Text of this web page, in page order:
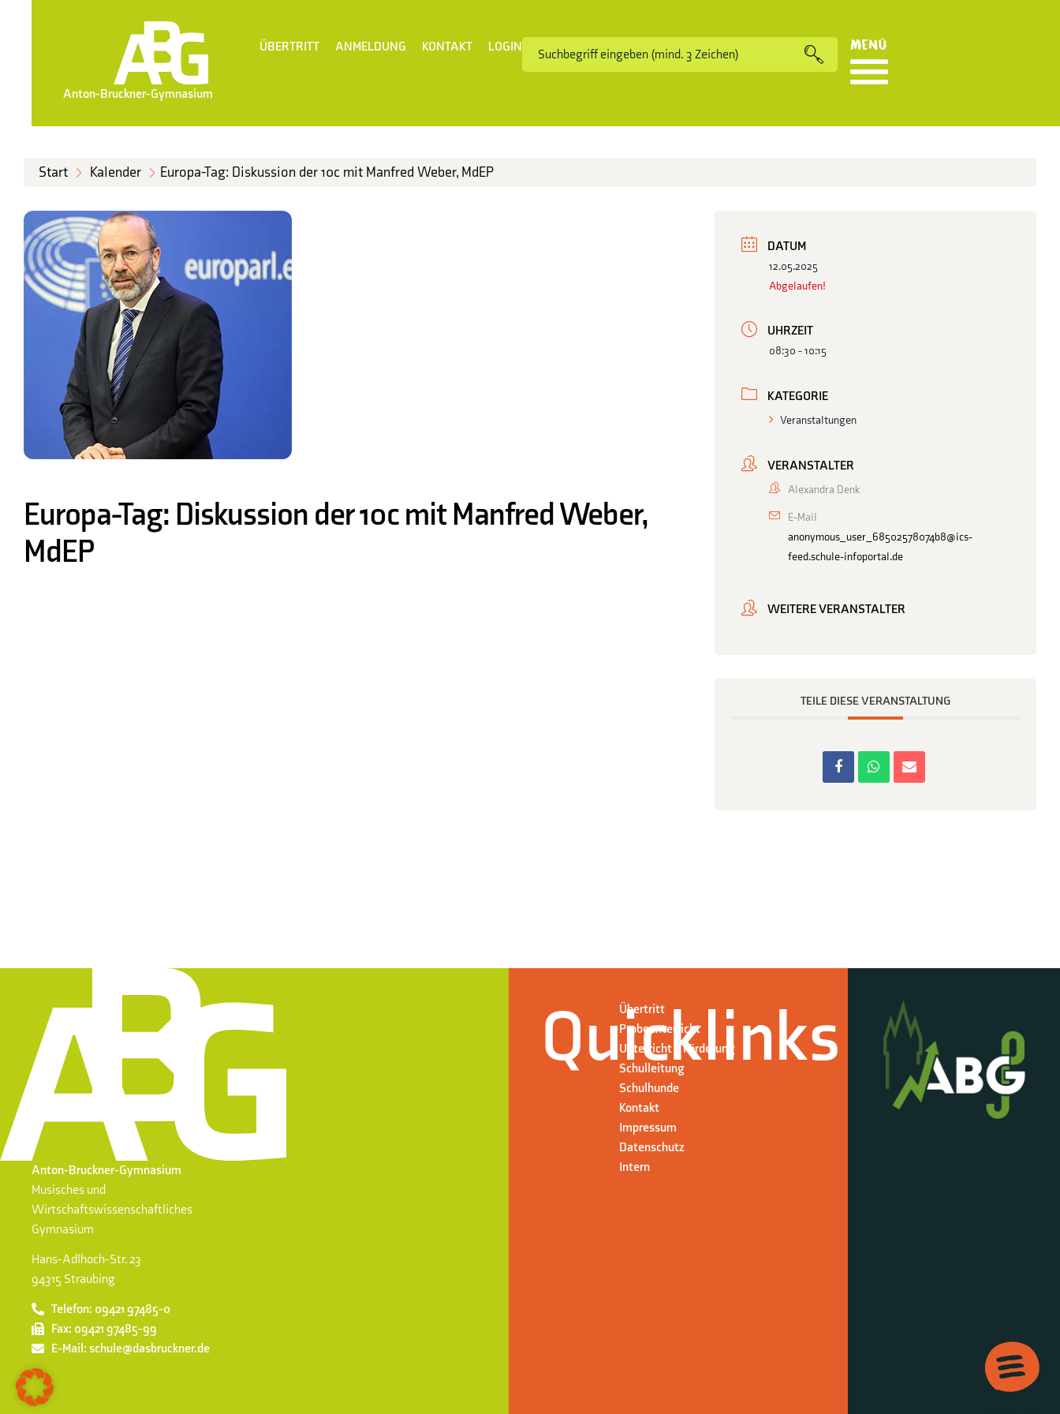
Anton-Bruckner-Gymnasium
ÜBERTRITT ANMELDUNG KONTAKT LOGIN Menü
Start Kalender Europa-Tag: Diskussion der 10c mit Manfred Weber, MdEP
Europa-Tag: Diskussion der 10c mit Manfred Weber,
MdEP
DATUM
12.05.2025
Abgelaufen!
UHRZEIT
08:30 - 10:15
KATEGORIE
Veranstaltungen
VERANSTALTER
Alexandra Denk
E-Mail
anonymous_user_68502578074b8@ics-
feed.schule-infoportal.de
WEITERE VERANSTALTER
TEILE DIESE VERANSTALTUNG
Anton-Bruckner-Gymnasium
Musisches und
Wirtschaftswissenschaftliches
Gymnasium
Hans-Adlhoch-Str. 23
94315 Straubing
Telefon: 09421 97485-0
Fax: 09421 97485-99
E-Mail: schule@dasbruckner.de
Quicklinks
Übertritt
Probeunterricht
Unterricht + Förderung
Schulleitung
Schulhunde
Kontakt
Impressum
Datenschutz
Intern